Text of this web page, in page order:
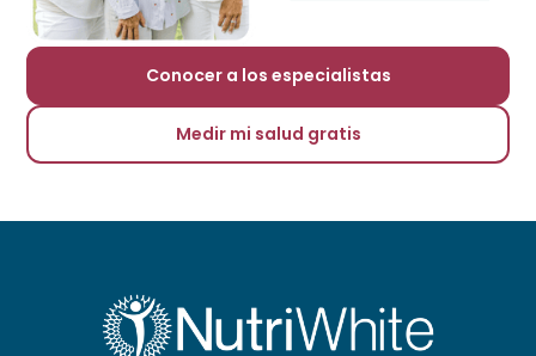
Conocer a los especialistas
Medir mi salud gratis